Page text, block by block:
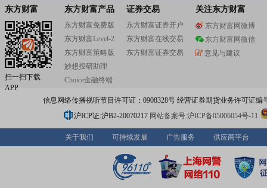
2026-07-04
公告：2026年07月03日发布
股权质押：截止2026年07月03
亿股，质押总笔数13笔
东方财富
扫一扫下载
APP
东方财富产品
东方财富免费版
东方财富Level-2
东方财富策略版
妙想投研助理
Choice金融终端
证券交易
东方财富证券开户
东方财富在线交易
东方财富证券交易
关注东方财富
东方财富网微博
东方财富网微信
意见与建议
信息网络传播视听节目许可证：0908328号 经营证券期货业务许可证编
沪ICP证:沪B2-20070217 网站备案号:沪ICP备05006054号-11
关于我们 可持续发展 广告服务 供应商平台